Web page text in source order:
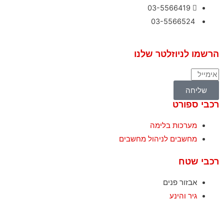
03-5566419
03-5566524
הרשמו לניוזלטר שלנו
שליחה
רכבי ספורט
מערכות בלימה
מחשבים לניהול מחשבים
רכבי שטח
אבזור פנים
גיר והינע